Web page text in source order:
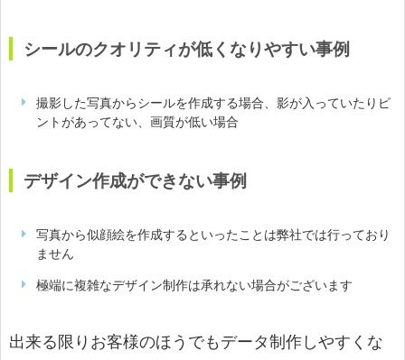
シールのクオリティが低くなりやすい事例
撮影した写真からシールを作成する場合、影が入っていたりピ
ントがあってない、画質が低い場合
デザイン作成ができない事例
写真から似顔絵を作成するといったことは弊社では行っており
ません
極端に複雑なデザイン制作は承れない場合がございます
出来る限りお客様のほうでもデータ制作しやすくな